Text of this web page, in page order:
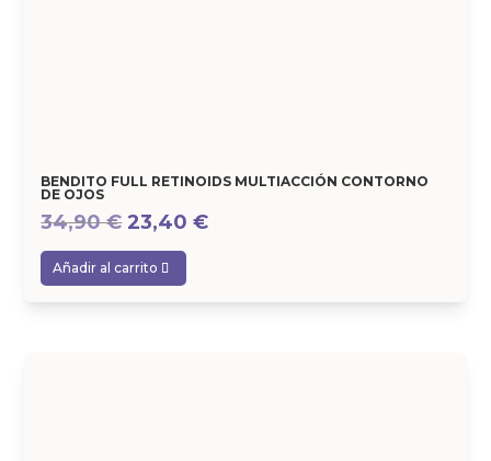
BENDITO FULL RETINOIDS MULTIACCIÓN CONTORNO
DE OJOS
34,90€ El
precio
original
era:
23,40€El
es:
Añadir al carrito